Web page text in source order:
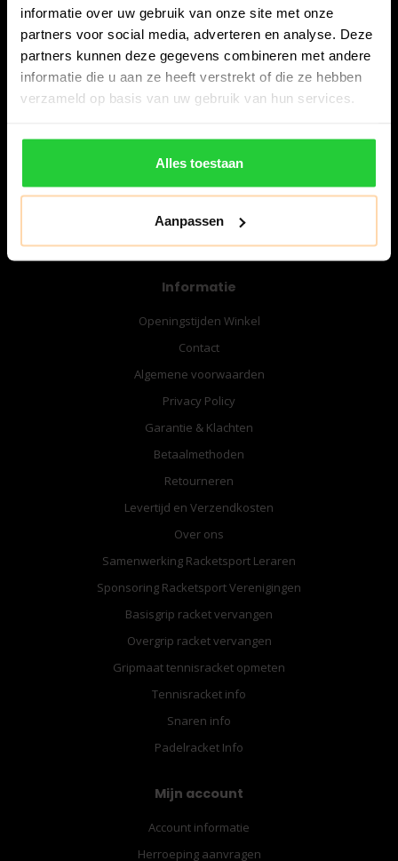
informatie over uw gebruik van onze site met onze
partners voor social media, adverteren en analyse. Deze
partners kunnen deze gegevens combineren met andere
informatie die u aan ze heeft verstrekt of die ze hebben
verzameld op basis van uw gebruik van hun services.
Alles toestaan
Aanpassen
Snijdersstraat 6
8224 AA Lelystad
Nederland
06-57276080
info@bespanracket.nl
Informatie
Openingstijden Winkel
Contact
Algemene voorwaarden
Privacy Policy
Garantie & Klachten
Betaalmethoden
Retourneren
Levertijd en Verzendkosten
Over ons
Samenwerking Racketsport Leraren
Sponsoring Racketsport Verenigingen
Basisgrip racket vervangen
Overgrip racket vervangen
Gripmaat tennisracket opmeten
Tennisracket info
Snaren info
Padelracket Info
Mijn account
Account informatie
Herroeping aanvragen